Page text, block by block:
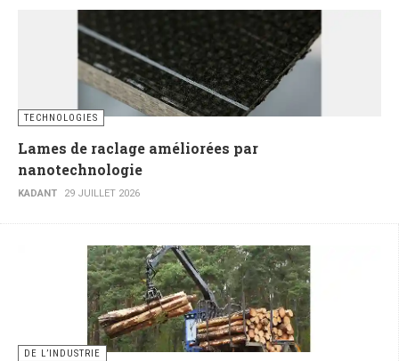
TECHNOLOGIES
Lames de raclage améliorées par
nanotechnologie
KADANT 29 JUILLET 2026
DE L’INDUSTRIE